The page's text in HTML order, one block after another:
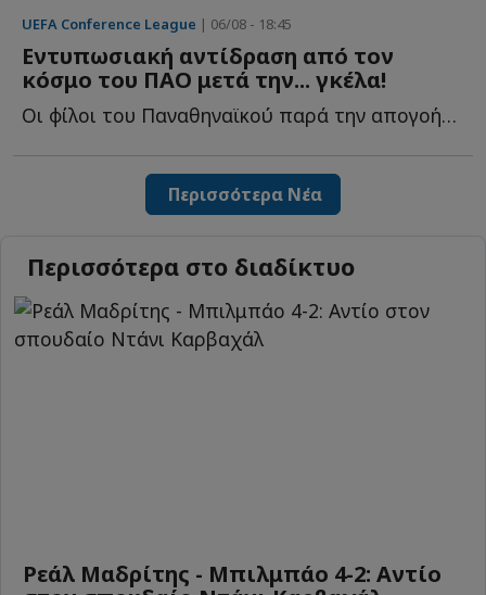
UEFA Conference League | 06/08 - 18:45
Εντυπωσιακή αντίδραση από τον
κόσμο του ΠΑΟ μετά την... γκέλα!
Οι φίλοι του Παναθηναϊκού παρά την απογοήτευση από τ...
Περισσότερα Νέα
Περισσότερα στο διαδίκτυο
Ρεάλ Μαδρίτης - Μπιλμπάο 4-2: Αντίο